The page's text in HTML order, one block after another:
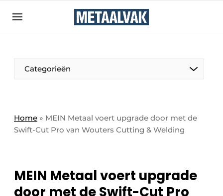
Bedrijven
Contact
Eigen content aanleveren
Evenement aanmelden
Nieuwsbrief
Categorieën
Home » MEIN Metaal voert upgrade door met de
Swift-Cut Pro van Wouters Cutting & Welding
MEIN Metaal voert upgrade
door met de Swift-Cut Pro